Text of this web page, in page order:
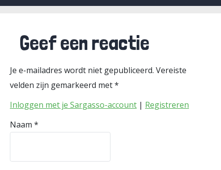
Geef een reactie
Je e-mailadres wordt niet gepubliceerd. Vereiste
velden zijn gemarkeerd met*
Inloggen met je Sargasso-account | Registreren
Naam *